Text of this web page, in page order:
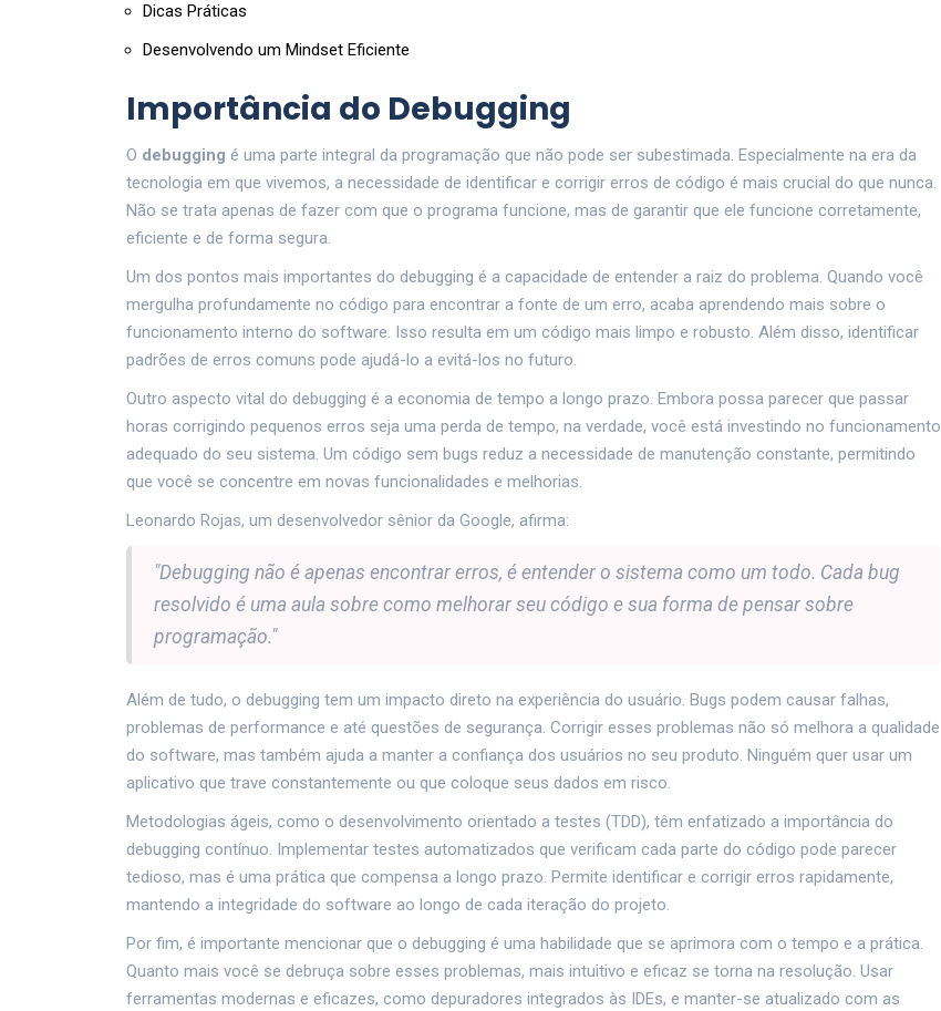
Dicas Práticas
Desenvolvendo um Mindset Eficiente
Importância do Debugging
O debugging é uma parte integral da programação que não pode ser subestimada. Especialmente na era da
tecnologia em que vivemos, a necessidade de identificar e corrigir erros de código é mais crucial do que nunca.
Não se trata apenas de fazer com que o programa funcione, mas de garantir que ele funcione corretamente,
eficiente e de forma segura.
Um dos pontos mais importantes do debugging é a capacidade de entender a raiz do problema. Quando você
mergulha profundamente no código para encontrar a fonte de um erro, acaba aprendendo mais sobre o
funcionamento interno do software. Isso resulta em um código mais limpo e robusto. Além disso, identificar
padrões de erros comuns pode ajudá-lo a evitá-los no futuro.
Outro aspecto vital do debugging é a economia de tempo a longo prazo. Embora possa parecer que passar
horas corrigindo pequenos erros seja uma perda de tempo, na verdade, você está investindo no funcionamento
adequado do seu sistema. Um código sem bugs reduz a necessidade de manutenção constante, permitindo
que você se concentre em novas funcionalidades e melhorias.
Leonardo Rojas, um desenvolvedor sênior da Google, afirma:
"Debugging não é apenas encontrar erros, é entender o sistema como um todo. Cada bug
resolvido é uma aula sobre como melhorar seu código e sua forma de pensar sobre
programação."
Além de tudo, o debugging tem um impacto direto na experiência do usuário. Bugs podem causar falhas,
problemas de performance e até questões de segurança. Corrigir esses problemas não só melhora a qualidade
do software, mas também ajuda a manter a confiança dos usuários no seu produto. Ninguém quer usar um
aplicativo que trave constantemente ou que coloque seus dados em risco.
Metodologias ágeis, como o desenvolvimento orientado a testes (TDD), têm enfatizado a importância do
debugging contínuo. Implementar testes automatizados que verificam cada parte do código pode parecer
tedioso, mas é uma prática que compensa a longo prazo. Permite identificar e corrigir erros rapidamente,
mantendo a integridade do software ao longo de cada iteração do projeto.
Por fim, é importante mencionar que o debugging é uma habilidade que se aprimora com o tempo e a prática.
Quanto mais você se debruça sobre esses problemas, mais intuitivo e eficaz se torna na resolução. Usar
ferramentas modernas e eficazes, como depuradores integrados às IDEs, e manter-se atualizado com as